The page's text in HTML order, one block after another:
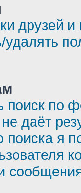
друзей и
поиск по
даёт
поиска я